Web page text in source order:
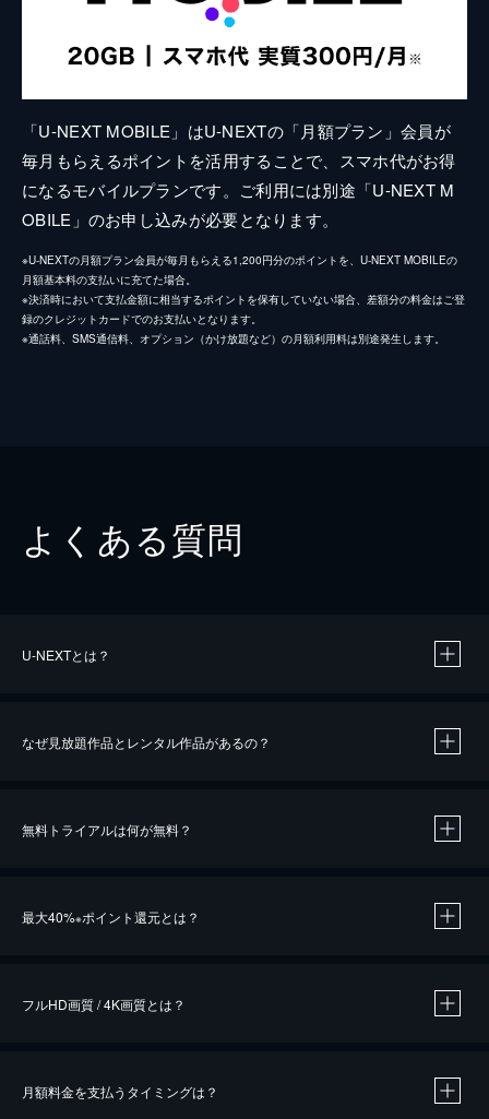
「U-NEXT MOBILE」はU-NEXTの「月額プラン」会員が
毎月もらえるポイントを活用することで、スマホ代がお得
になるモバイルプランです。ご利用には別途「U-NEXT M
OBILE」のお申し込みが必要となります。
※U-NEXTの月額プラン会員が毎月もらえる1,200円分のポイントを、U-NEXT MOBILEの
月額基本料の支払いに充てた場合。
※決済時において支払金額に相当するポイントを保有していない場合、差額分の料金はご登
録のクレジットカードでのお支払いとなります。
※通話料、SMS通信料、オプション（かけ放題など）の月額利用料は別途発生します。
よくある質問
U-NEXTとは？
なぜ見放題作品とレンタル作品があるの？
無料トライアルは何が無料？
最大40%※ポイント還元とは？
※40％ポイント還元の対象は、クレジットカード決済による作品の購入 / レンタルです。
フルHD画質 / 4K画質とは？
月額料金を支払うタイミングは？